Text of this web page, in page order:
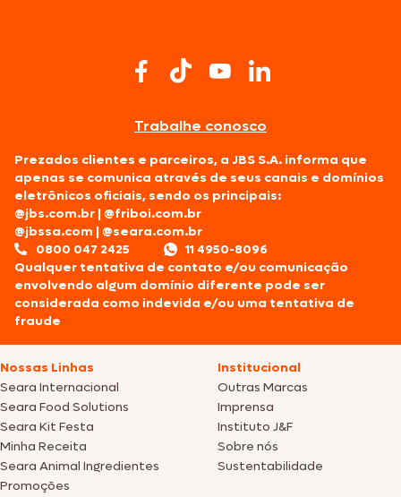
Trabalhe conosco
Prezados clientes e parceiros, a JBS S.A. informa que
apenas se comunica através de seus canais e domínios
eletrônicos oficiais, sendo os principais:
@jbs.com.br |@friboi.com.br
@jbssa.com |@seara.com.br
0800 047 2425
11 4950-8096
Qualquer tentativa de contato e/ou comunicação
envolvendo algum domínio diferente pode ser
considerada como indevida e/ou uma tentativa de
fraude
Nossas Linhas
Seara Internacional
Seara Food Solutions
Seara Kit Festa
Minha Receita
Seara Animal Ingredientes
Promoções
Institucional
Outras Marcas
Imprensa
Instituto J&F
Sobre nós
Sustentabilidade